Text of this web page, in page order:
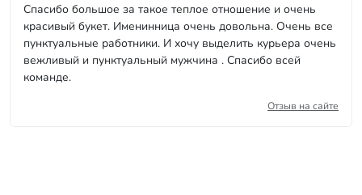
Спасибо большое за такое теплое отношение и очень
красивый букет. Именинница очень довольна. Очень все
пунктуальные работники. И хочу выделить курьера очень
вежливый и пунктуальный мужчина . Спасибо всей
команде.
Отзыв на сайте